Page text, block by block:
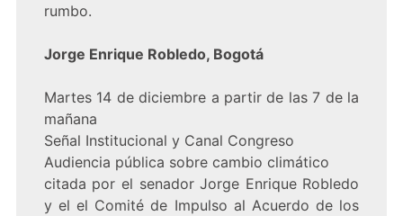
rumbo.
Jorge Enrique Robledo, Bogotá
Martes 14 de diciembre a partir de las 7 de la
mañana
Señal Institucional y Canal Congreso
Audiencia pública sobre cambio climático
citada por el senador Jorge Enrique Robledo
y el el Comité de Impulso al Acuerdo de los